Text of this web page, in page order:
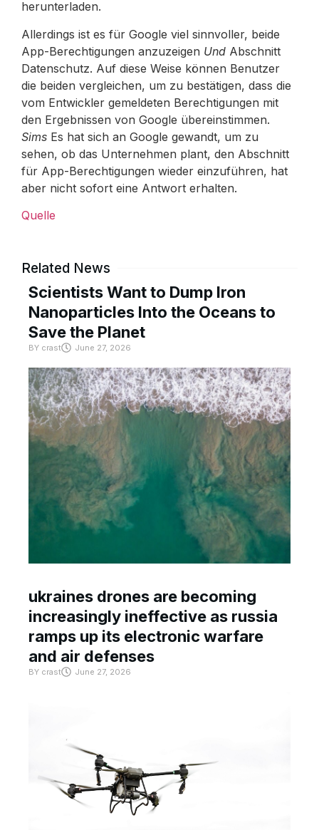
herunterladen.
Allerdings ist es für Google viel sinnvoller, beide
App-Berechtigungen anzuzeigen Und Abschnitt
Datenschutz. Auf diese Weise können Benutzer
die beiden vergleichen, um zu bestätigen, dass die
vom Entwickler gemeldeten Berechtigungen mit
den Ergebnissen von Google übereinstimmen.
Sims Es hat sich an Google gewandt, um zu
sehen, ob das Unternehmen plant, den Abschnitt
für App-Berechtigungen wieder einzuführen, hat
aber nicht sofort eine Antwort erhalten.
Quelle
Related News
Scientists Want to Dump Iron
Nanoparticles Into the Oceans to
Save the Planet
BY crast June 27, 2026
ukraines drones are becoming
increasingly ineffective as russia
ramps up its electronic warfare
and air defenses
BY crast June 27, 2026